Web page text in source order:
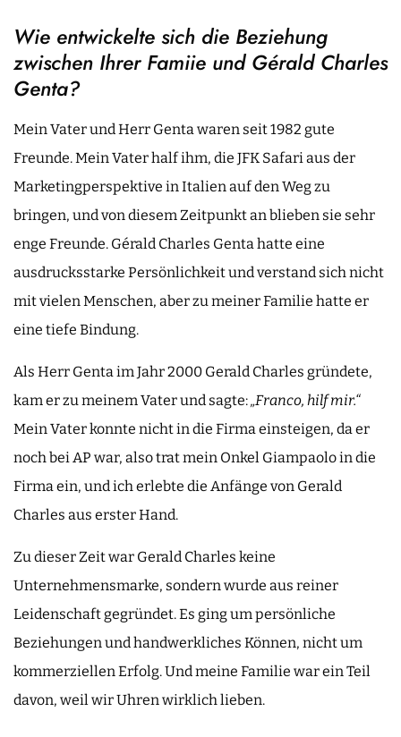
Wie entwickelte sich die Beziehung
zwischen Ihrer Famiie und Gérald Charles
Genta?
Mein Vater und Herr Genta waren seit 1982 gute
Freunde. Mein Vater half ihm, die JFK Safari aus der
Marketingperspektive in Italien auf den Weg zu
bringen, und von diesem Zeitpunkt an blieben sie sehr
enge Freunde. Gérald Charles Genta hatte eine
ausdrucksstarke Persönlichkeit und verstand sich nicht
mit vielen Menschen, aber zu meiner Familie hatte er
eine tiefe Bindung.
Als Herr Genta im Jahr 2000 Gerald Charles gründete,
kam er zu meinem Vater und sagte:„Franco, hilf mir.“
Mein Vater konnte nicht in die Firma einsteigen, da er
noch bei AP war, also trat mein Onkel Giampaolo in die
Firma ein, und ich erlebte die Anfänge von Gerald
Charles aus erster Hand.
Zu dieser Zeit war Gerald Charles keine
Unternehmensmarke, sondern wurde aus reiner
Leidenschaft gegründet. Es ging um persönliche
Beziehungen und handwerkliches Können, nicht um
kommerziellen Erfolg. Und meine Familie war ein Teil
davon, weil wir Uhren wirklich lieben.